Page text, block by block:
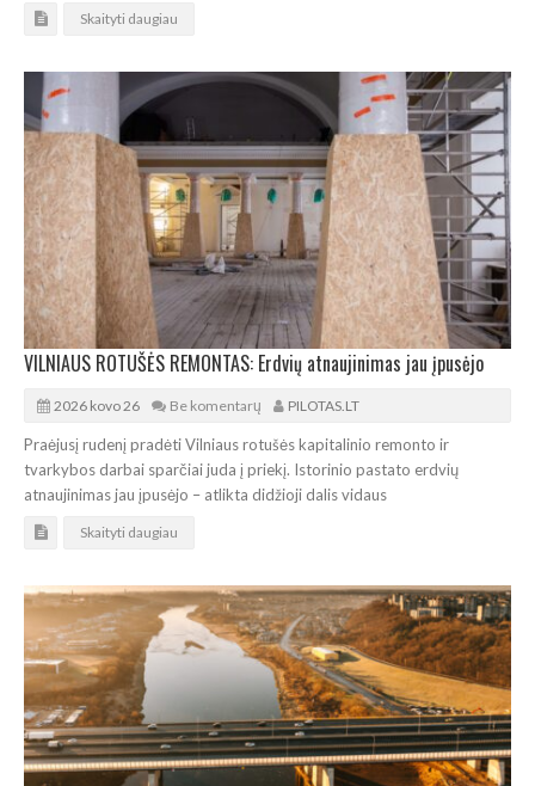
Skaityti daugiau
VILNIAUS ROTUŠĖS REMONTAS: Erdvių atnaujinimas jau įpusėjo
2026 kovo 26 Be komentarų PILOTAS.LT
Praėjusį rudenį pradėti Vilniaus rotušės kapitalinio remonto ir
tvarkybos darbai sparčiai juda į priekį. Istorinio pastato erdvių
atnaujinimas jau įpusėjo – atlikta didžioji dalis vidaus
Skaityti daugiau